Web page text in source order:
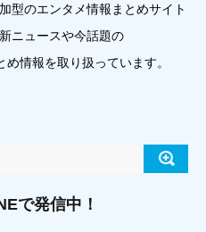
型のエンタメ情報まとめサイト
ニュースや今話題の
情報を取り扱っています。
で発信中！